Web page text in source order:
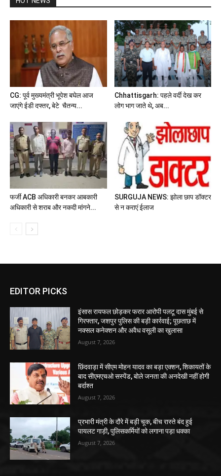
CG: पूर्व मुख्यमंत्री भूपेश बघेल आज
जाएंगे ईडी दफ्तर, बेटे चैतन्य...
Chhattisgarh: पहले वर्दी देख कर
लोग भाग जाते थे, अब...
फर्जी ACB अधिकारी बनकर आबकारी
अधिकारी से शराब और नकदी मांगने...
SURGUJA NEWS: झोला छाप डॉक्टर
से न कराएं ईलाज
EDITOR PICKS
इंसास रायफल छोड़कर फरार आरोपी पलटू दास मुंबई से
गिरफ्तार, जशपुर पुलिस की बड़ी कार्रवाई; पूछताछ में
नक्सल कनेक्शन और अवैध वसूली का खुलासा
August 7, 2026
छिंदवाड़ा में सीएम मोहन यादव का बड़ा एक्शन, शिकायतों के
बाद सीएमएचओ सस्पेंड, बोले जनता की अनदेखी नहीं होगी
बर्दाश्त
August 7, 2026
प्रभारी मंत्री के दौरे में बड़ी चूक, बीच रास्ते बंद हुई
पायलट गाड़ी, पुलिसकर्मियों को लगाना पड़ा धक्का
August 7, 2026